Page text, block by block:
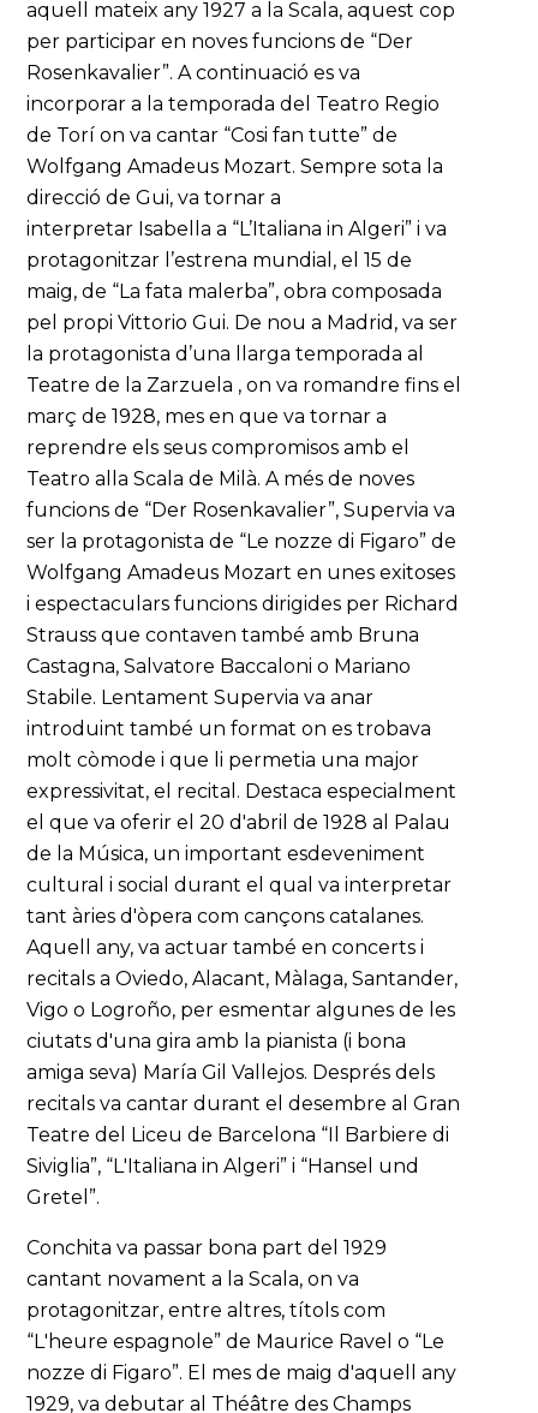
aquell mateix any 1927 a la Scala, aquest cop
per participar en noves funcions de “Der
Rosenkavalier”. A continuació es va
incorporar a la temporada del Teatro Regio
de Torí on va cantar “Cosi fan tutte” de
Wolfgang Amadeus Mozart. Sempre sota la
direcció de Gui, va tornar a
interpretar Isabella a “L’Italiana in Algeri” i va
protagonitzar l’estrena mundial, el 15 de
maig, de “La fata malerba”, obra composada
pel propi Vittorio Gui. De nou a Madrid, va ser
la protagonista d’una llarga temporada al
Teatre de la Zarzuela , on va romandre fins el
març de 1928, mes en que va tornar a
reprendre els seus compromisos amb el
Teatro alla Scala de Milà. A més de noves
funcions de “Der Rosenkavalier”, Supervia va
ser la protagonista de “Le nozze di Figaro” de
Wolfgang Amadeus Mozart en unes exitoses
i espectaculars funcions dirigides per Richard
Strauss que contaven també amb Bruna
Castagna, Salvatore Baccaloni o Mariano
Stabile. Lentament Supervia va anar
introduint també un format on es trobava
molt còmode i que li permetia una major
expressivitat, el recital. Destaca especialment
el que va oferir el 20 d'abril de 1928 al Palau
de la Música, un important esdeveniment
cultural i social durant el qual va interpretar
tant àries d'òpera com cançons catalanes.
Aquell any, va actuar també en concerts i
recitals a Oviedo, Alacant, Màlaga, Santander,
Vigo o Logroño, per esmentar algunes de les
ciutats d'una gira amb la pianista (i bona
amiga seva) María Gil Vallejos. Després dels
recitals va cantar durant el desembre al Gran
Teatre del Liceu de Barcelona “Il Barbiere di
Siviglia”, “L'Italiana in Algeri” i “Hansel und
Gretel”.
Conchita va passar bona part del 1929
cantant novament a la Scala, on va
protagonitzar, entre altres, títols com
“L'heure espagnole” de Maurice Ravel o “Le
nozze di Figaro”. El mes de maig d'aquell any
1929, va debutar al Théâtre des Champs